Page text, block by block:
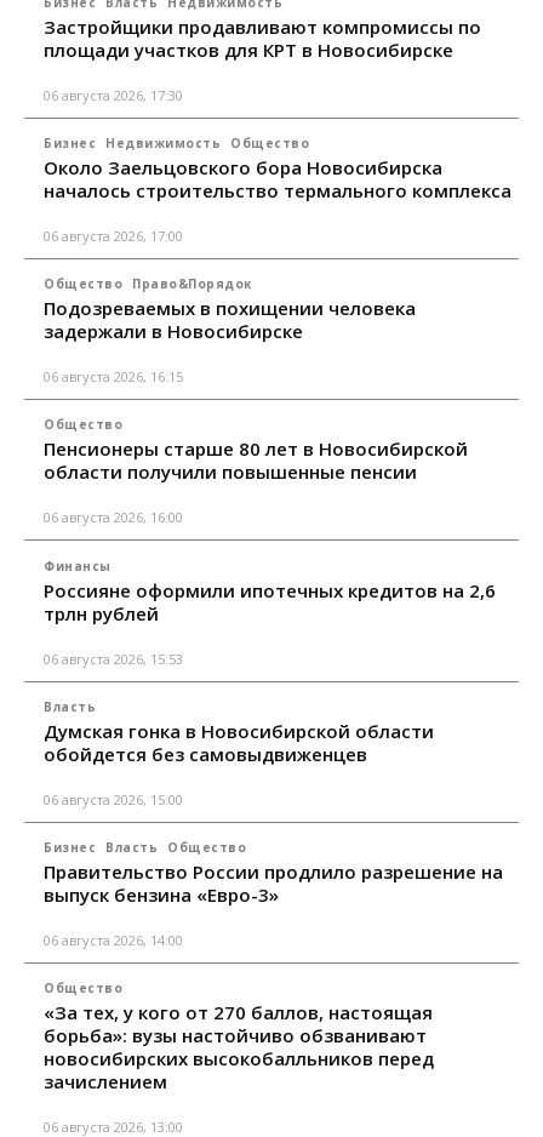
Застройщики продавливают компромиссы по
площади участков для КРТ в Новосибирске
06 августа 2026, 17:30
Бизнес Недвижимость Общество
Около Заельцовского бора Новосибирска
началось строительство термального комплекса
06 августа 2026, 17:00
Общество Право&Порядок
Подозреваемых в похищении человека
задержали в Новосибирске
06 августа 2026, 16:15
Общество
Пенсионеры старше 80 лет в Новосибирской
области получили повышенные пенсии
06 августа 2026, 16:00
Финансы
Россияне оформили ипотечных кредитов на 2,6
трлн рублей
06 августа 2026, 15:53
Власть
Думская гонка в Новосибирской области
обойдется без самовыдвиженцев
06 августа 2026, 15:00
Бизнес Власть Общество
Правительство России продлило разрешение на
выпуск бензина «Евро-3»
06 августа 2026, 14:00
Общество
«За тех, у кого от 270 баллов, настоящая
борьба»: вузы настойчиво обзванивают
новосибирских высокобалльников перед
зачислением
06 августа 2026, 13:00